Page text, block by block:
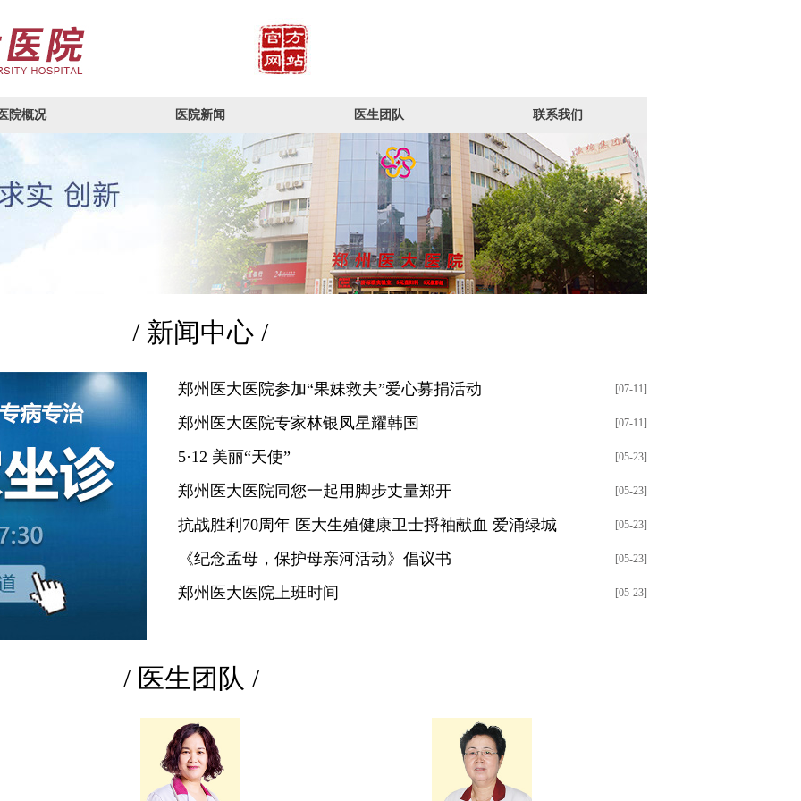
院概况 医院新闻 医生团队 联系我们
/ 新闻中心 /
[07-11]
郑州医大医院参加“果妹救夫”爱心募捐活动
[07-11]
郑州医大医院专家林银凤星耀韩国
[05-23]
5·12 美丽“天使”
[05-23]
郑州医大医院同您一起用脚步丈量郑开
[05-23]
抗战胜利70周年 医大生殖健康卫士捋袖献血 爱涌绿城
[05-23]
《纪念孟母，保护母亲河活动》倡议书
[05-23]
郑州医大医院上班时间
/ 医生团队 /